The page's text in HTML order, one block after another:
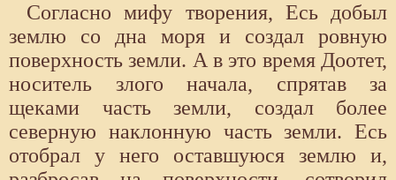
Согласно мифу творения, Есь добыл
землю со дна моря и создал ровную
поверхность земли. А в это время Доотет,
носитель злого начала, спрятав за
щеками часть земли, создал более
северную наклонную часть земли. Есь
отобрал у него оставшуюся землю и,